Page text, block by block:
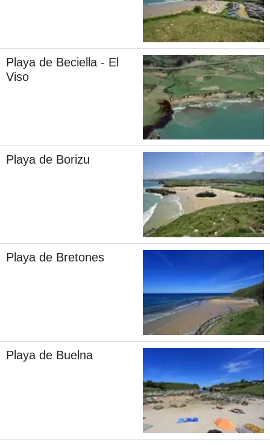
Playa de Beciella - El
Viso
Playa de Borizu
Playa de Bretones
Playa de Buelna